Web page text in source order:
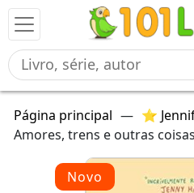
Página principal — ⭐
Amores, trens e outras
Novo